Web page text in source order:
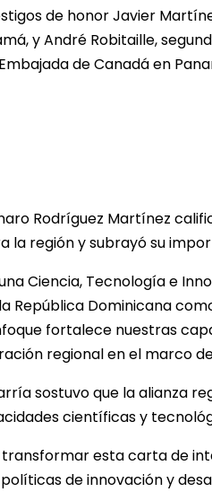
de honor Javier
y André Robitaille,
de Canadá en
Rodríguez Martínez
la región y subrayó su
Ciencia, Tecnología e
República Dominicana
fortalece nuestras
regional en el marco del
sostuvo que la alianza
científicas y
transformar esta carta de
de innovación y